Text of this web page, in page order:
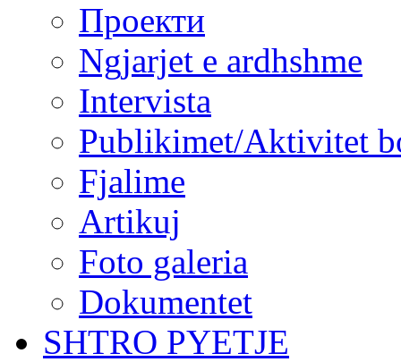
Проекти
Ngjarjet e ardhshme
Intervista
Publikimet/Aktivitet
Fjalime
Artikuj
Foto galeria
Dokumentet
SHTRO PYETJE